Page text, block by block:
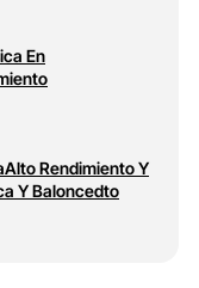
En
Alto Rendimiento Y
Y Baloncedto